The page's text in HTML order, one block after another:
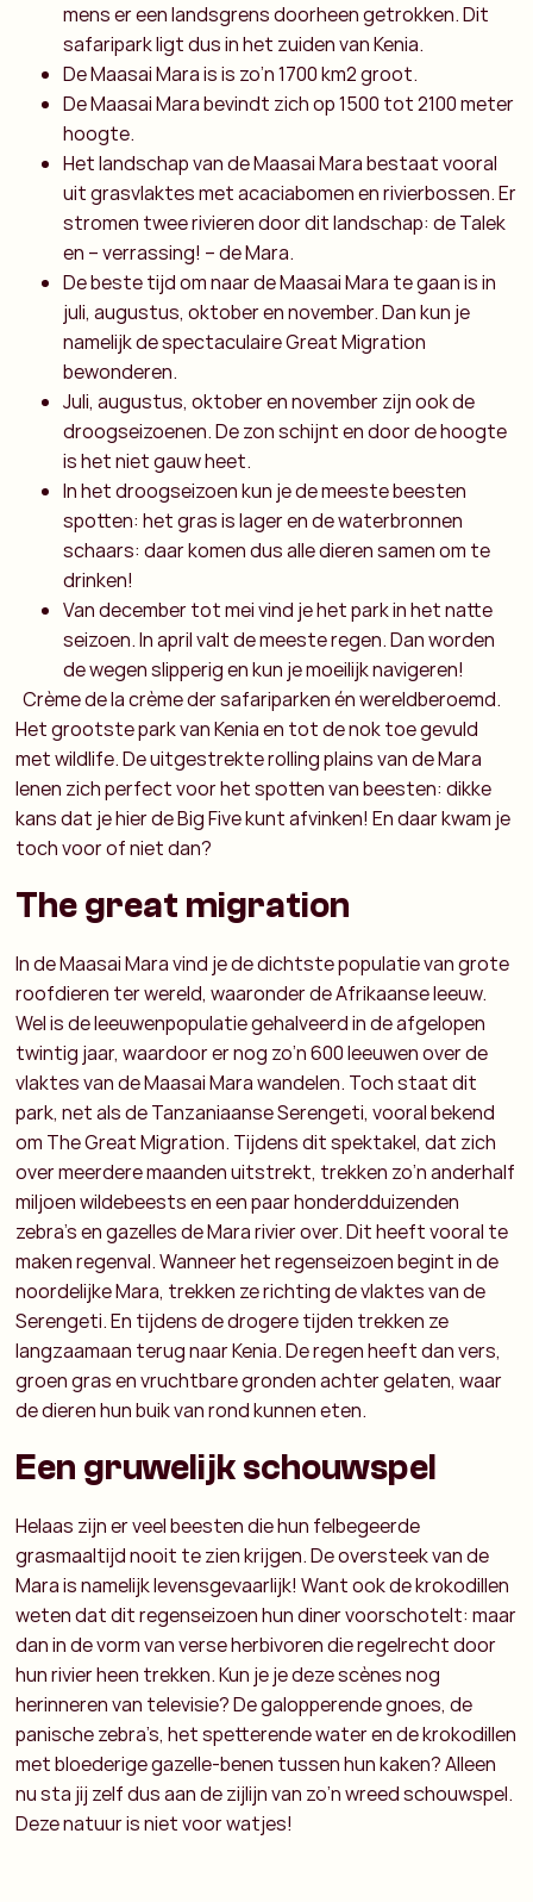
mens er een landsgrens doorheen getrokken. Dit
safaripark ligt dus in het zuiden van Kenia.
De Maasai Mara is is zo’n 1700 km2 groot.
De Maasai Mara bevindt zich op 1500 tot 2100 meter
hoogte.
Het landschap van de Maasai Mara bestaat vooral
uit grasvlaktes met acaciabomen en rivierbossen. Er
stromen twee rivieren door dit landschap: de Talek
en – verrassing! – de Mara.
De beste tijd om naar de Maasai Mara te gaan is in
juli, augustus, oktober en november. Dan kun je
namelijk de spectaculaire Great Migration
bewonderen.
Juli, augustus, oktober en november zijn ook de
droogseizoenen. De zon schijnt en door de hoogte
is het niet gauw heet.
In het droogseizoen kun je de meeste beesten
spotten: het gras is lager en de waterbronnen
schaars: daar komen dus alle dieren samen om te
drinken!
Van december tot mei vind je het park in het natte
seizoen. In april valt de meeste regen. Dan worden
de wegen slipperig en kun je moeilijk navigeren!
Crème de la crème der safariparken én wereldberoemd.
Het grootste park van Kenia en tot de nok toe gevuld
met wildlife. De uitgestrekte rolling plains van de Mara
lenen zich perfect voor het spotten van beesten: dikke
kans dat je hier de Big Five kunt afvinken! En daar kwam je
toch voor of niet dan?
The great migration
In de Maasai Mara vind je de dichtste populatie van grote
roofdieren ter wereld, waaronder de Afrikaanse leeuw.
Wel is de leeuwenpopulatie gehalveerd in de afgelopen
twintig jaar, waardoor er nog zo’n 600 leeuwen over de
vlaktes van de Maasai Mara wandelen. Toch staat dit
park, net als de Tanzaniaanse Serengeti, vooral bekend
om The Great Migration. Tijdens dit spektakel, dat zich
over meerdere maanden uitstrekt, trekken zo’n anderhalf
miljoen wildebeests en een paar honderdduizenden
zebra’s en gazelles de Mara rivier over. Dit heeft vooral te
maken regenval. Wanneer het regenseizoen begint in de
noordelijke Mara, trekken ze richting de vlaktes van de
Serengeti. En tijdens de drogere tijden trekken ze
langzaamaan terug naar Kenia. De regen heeft dan vers,
groen gras en vruchtbare gronden achter gelaten, waar
de dieren hun buik van rond kunnen eten.
Een gruwelijk schouwspel
Helaas zijn er veel beesten die hun felbegeerde
grasmaaltijd nooit te zien krijgen. De oversteek van de
Mara is namelijk levensgevaarlijk! Want ook de krokodillen
weten dat dit regenseizoen hun diner voorschotelt: maar
dan in de vorm van verse herbivoren die regelrecht door
hun rivier heen trekken. Kun je je deze scènes nog
herinneren van televisie? De galopperende gnoes, de
panische zebra’s, het spetterende water en de krokodillen
met bloederige gazelle-benen tussen hun kaken? Alleen
nu sta jij zelf dus aan de zijlijn van zo’n wreed schouwspel.
Deze natuur is niet voor watjes!